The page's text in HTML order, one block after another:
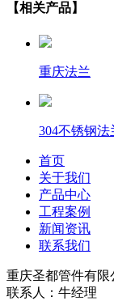
【相关产品】
重庆法兰
304不锈钢法
首页
关于我们
产品中心
工程案例
新闻资讯
联系我们
重庆圣都管件有限
联系人：牛经理